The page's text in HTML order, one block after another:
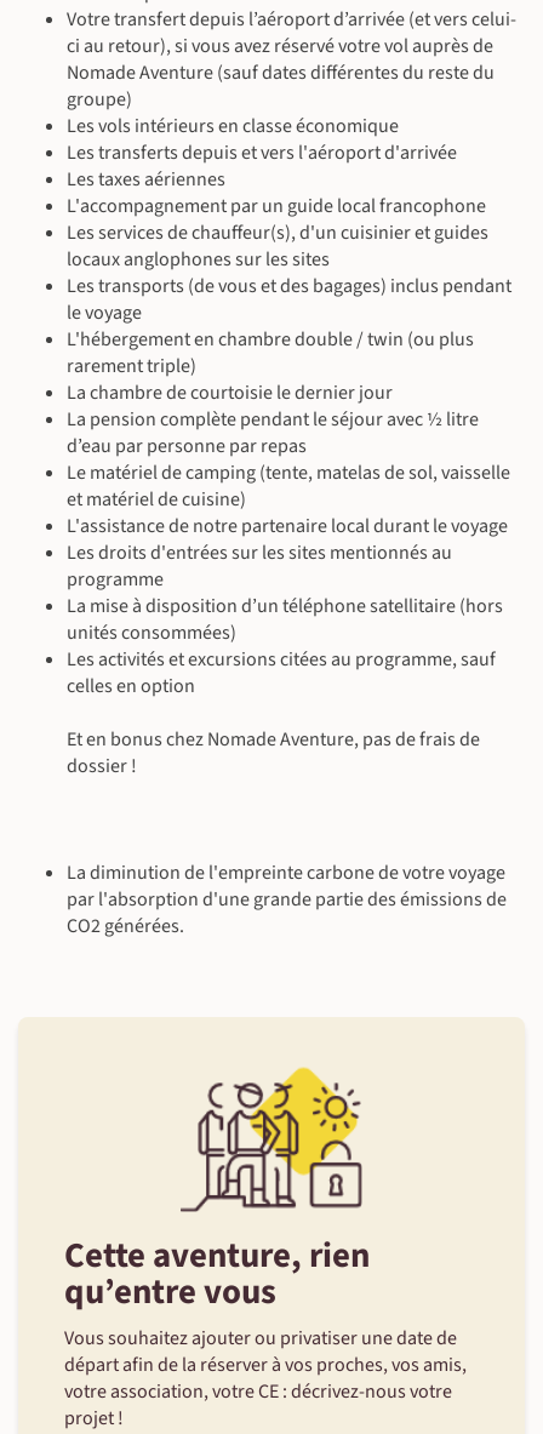
bords du lac, un excellent plat de poisson local frais.
Nuit à l'hôtel à Bahir Dar.
Transfert : Environ 2h de route // Environ 8 heures d'activités
au total
À l'hôtel
repos final de l'Arche d’Alliance.
Nuit en lodge à Gondar.
Transfert : Environ 4h de route // Environ 6 heures d'activités
au total
En lodge
©
À l'hôtel
Nuit à l'hôtel à Lalibela.
Transfert : 1 heure // Environ 7 heures d'activités au total
À l'hôtel
©
Transfert : Environ 1h de route
À l'hôtel
Votre transfert depuis l’aéroport d’arrivée (et vers celui-
ci au retour), si vous avez réservé votre vol auprès de
Nomade Aventure (sauf dates différentes du reste du
groupe)
Les vols intérieurs en classe économique
Les transferts depuis et vers l'aéroport d'arrivée
Les taxes aériennes
L'accompagnement par un guide local francophone
Les services de chauffeur(s), d'un cuisinier et guides
locaux anglophones sur les sites
Les transports (de vous et des bagages) inclus pendant
le voyage
L'hébergement en chambre double / twin (ou plus
rarement triple)
La chambre de courtoisie le dernier jour
La pension complète pendant le séjour avec ½ litre
d’eau par personne par repas
Le matériel de camping (tente, matelas de sol, vaisselle
et matériel de cuisine)
L'assistance de notre partenaire local durant le voyage
Les droits d'entrées sur les sites mentionnés au
programme
La mise à disposition d’un téléphone satellitaire (hors
unités consommées)
Les activités et excursions citées au programme, sauf
celles en option
Et en bonus chez Nomade Aventure, pas de frais de
dossier !
La diminution de l'empreinte carbone de votre voyage
par l'absorption d'une grande partie des émissions de
CO2 générées.
Cette aventure, rien
qu’entre vous
Vous souhaitez ajouter ou privatiser une date de
départ afin de la réserver à vos proches, vos amis,
votre association, votre CE : décrivez-nous votre
projet !